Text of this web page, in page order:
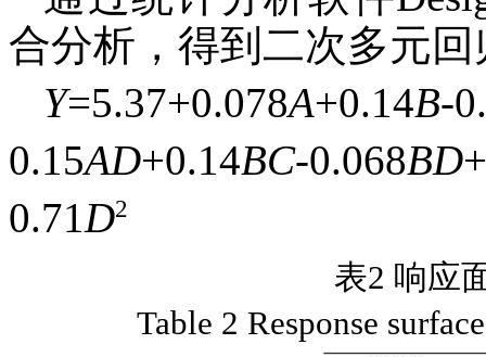
合分析，得到二次多元
Y=5.37+0.078A+0.14B-
0.15AD+0.14BC-0.068BD
0.71 D2
表2 响应
Table 2 Response